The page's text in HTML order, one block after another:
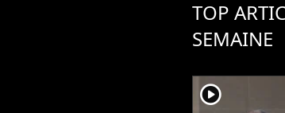
TOP
SEMAINE
player2